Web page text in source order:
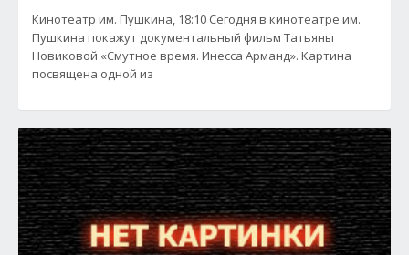
Кинотеатр им. Пушкина, 18:10 Сегодня в кинотеатре им.
Пушкина покажут документальный фильм Татьяны
Новиковой «Смутное время. Инесса Арманд». Картина
посвящена одной из